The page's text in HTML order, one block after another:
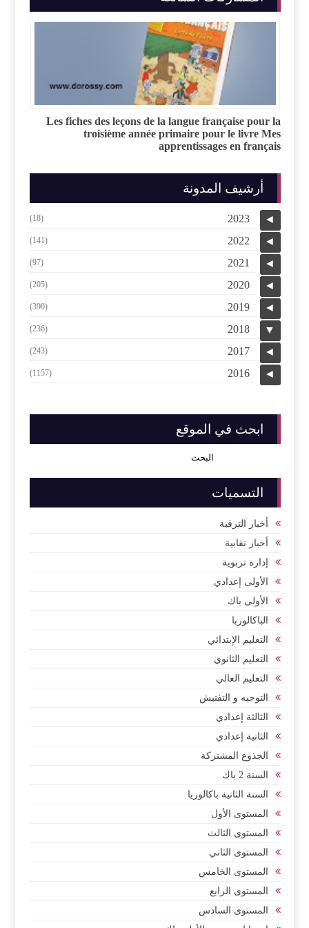
Les fiches des leçons de la langue française pour la
troisième année primaire pour le livre Mes
apprentissages en français
أرشيف المدونة
◄
2023
(18)
◄
2022
(141)
◄
2021
(97)
◄
2020
(205)
◄
2019
(390)
▼
2018
(236)
◄
2017
(243)
◄
2016
(1157)
ابحث في الموقع
التسميات
أخبار الترقية
أخبار نقابية
إدارة تربوية
الأولى إعدادي
الأولى باك
الباكالوربا
التعليم الإبتدائي
التعليم الثانوي
التعليم العالي
التوجيه و التفتيش
الثالثة إعدادي
الثانية إعدادي
الجذوع المشتركة
السنة 2 باك
السنة الثانية باكالوريا
المستوى الأول
المستوى الثالث
المستوى الثاني
المستوى الخامس
المستوى الرابع
المستوى السادس